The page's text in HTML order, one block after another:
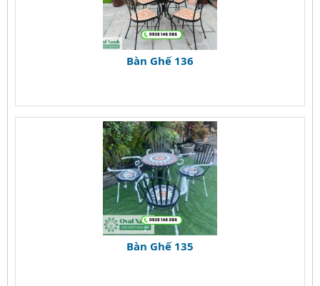
Bàn Ghế 136
Bàn Ghế 135